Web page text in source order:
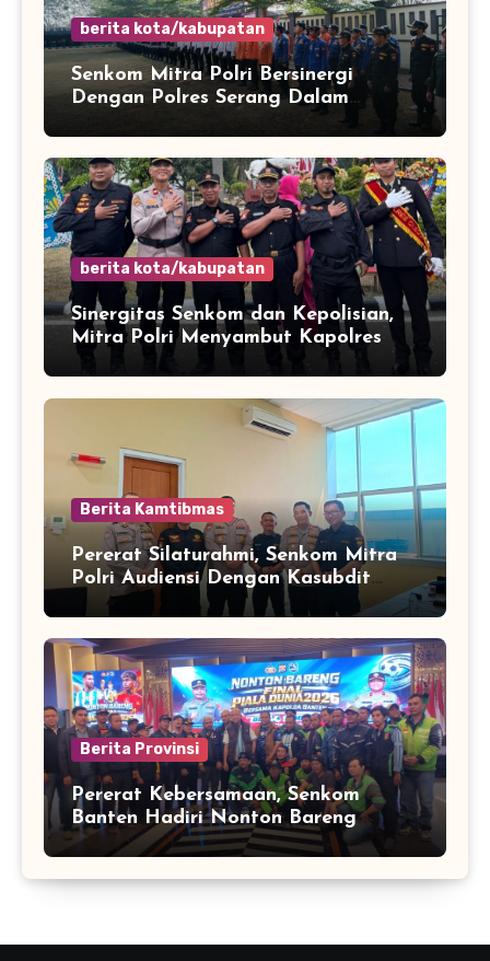
berita kota/kabupatan
Senkom Mitra Polri Bersinergi
Dengan Polres Serang Dalam
Rangka Apel Kesiapsiagaan Potensi
Bencana Musim Kemarau
berita kota/kabupatan
Sinergitas Senkom dan Kepolisian,
Mitra Polri Menyambut Kapolres
Kota Cilegon Yang Baru
Berita Kamtibmas
Pererat Silaturahmi, Senkom Mitra
Polri Audiensi Dengan Kasubdit
Bhabinkamtibmas Polda Banten
Berita Provinsi
Pererat Kebersamaan, Senkom
Banten Hadiri Nonton Bareng
Kapolda Final Piala Dunia 2026